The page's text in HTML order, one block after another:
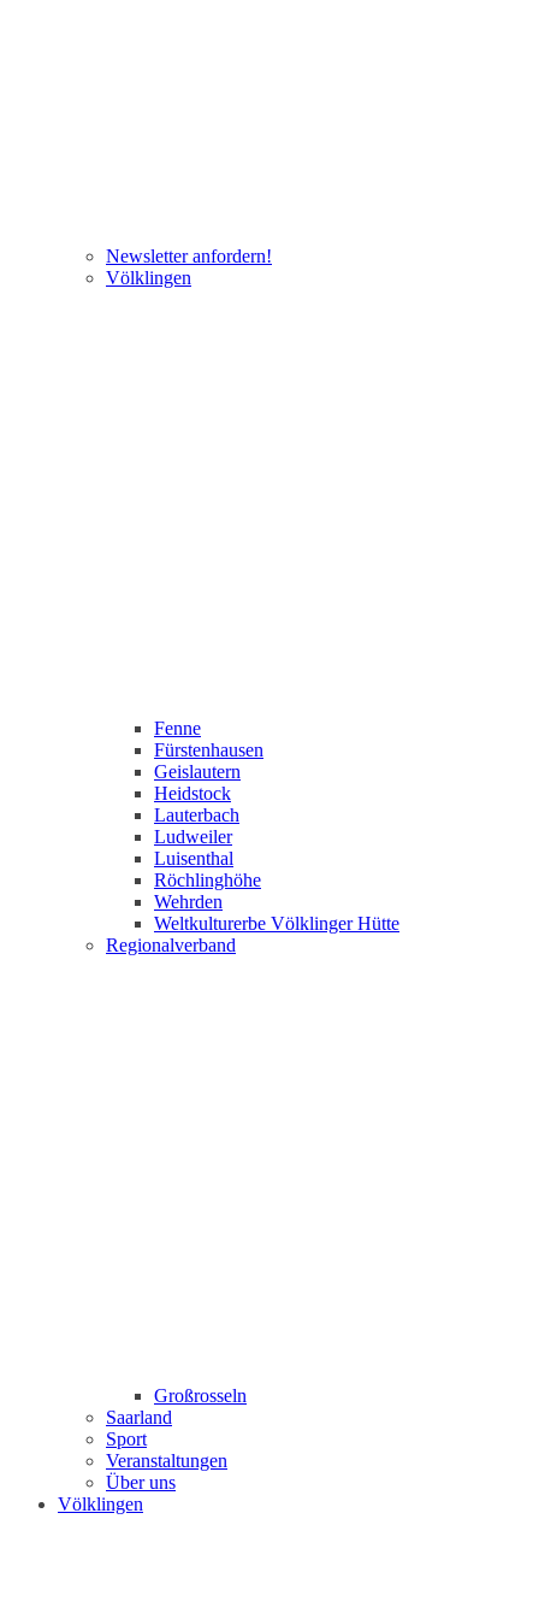
Newsletter anfordern!
Völklingen
Fenne
Fürstenhausen
Geislautern
Heidstock
Lauterbach
Ludweiler
Luisenthal
Röchlinghöhe
Wehrden
Weltkulturerbe Völklinger Hütte
Regionalverband
Großrosseln
Saarland
Sport
Veranstaltungen
Über uns
Völklingen